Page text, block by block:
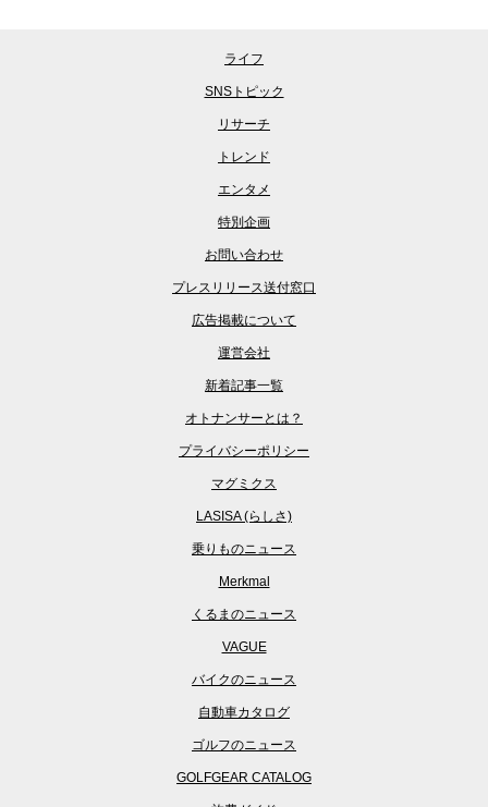
ライフ
SNSトピック
リサーチ
トレンド
エンタメ
特別企画
お問い合わせ
プレスリリース送付窓口
広告掲載について
運営会社
新着記事一覧
オトナンサーとは？
プライバシーポリシー
マグミクス
LASISA (らしさ)
乗りものニュース
Merkmal
くるまのニュース
VAGUE
バイクのニュース
自動車カタログ
ゴルフのニュース
GOLFGEAR CATALOG